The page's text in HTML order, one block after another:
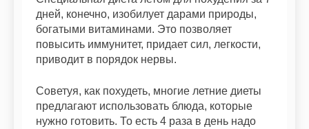
дней, конечно, изобилует дарами природы,
богатыми витаминами. Это позволяет
повысить иммунитет, придает сил, легкости,
приводит в порядок нервы.
Советуя, как похудеть, многие летние диеты
предлагают использовать блюда, которые
нужно готовить. То есть 4 раза в день надо